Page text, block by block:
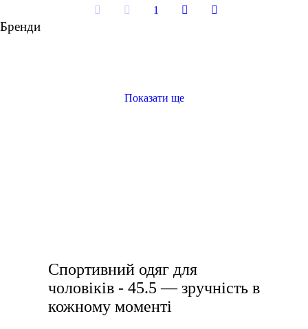
1
Бренди
Показати ще
Спортивний одяг для
чоловіків - 45.5 — зручність в
кожному моменті